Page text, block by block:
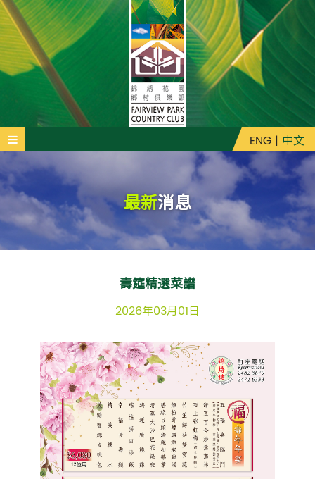
ENG | 中文
最新消息
壽筵精選菜譜
2026年03月01日